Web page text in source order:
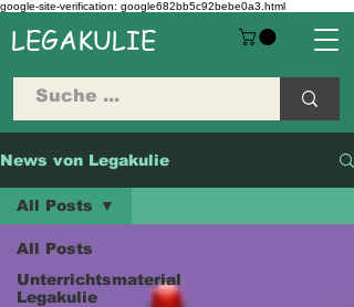
google-site-verification: google682bb5c92bebe0a3.html
LEGAKULIE
News von Legakulie
All Posts
Unterrichtsmaterial
Legakulie
All Posts